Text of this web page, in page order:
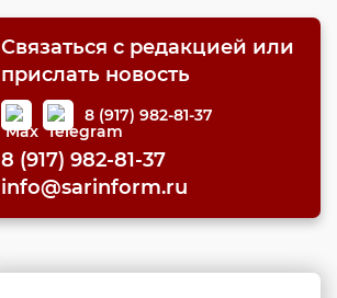
Связаться с редакцией или
прислать новость
8 (917) 982-81-37
8 (917) 982-81-37
info@sarinform.ru